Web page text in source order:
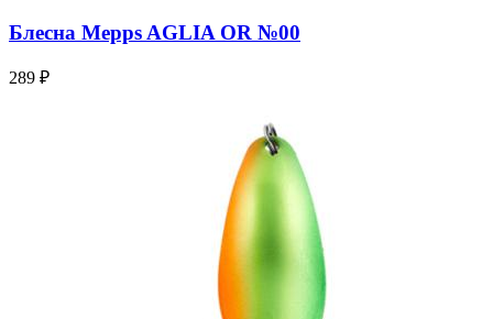
Блесна Mepps AGLIA OR №00
289 ₽